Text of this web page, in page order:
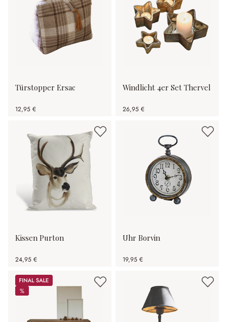
Türstopper Ersac
12,95 €
Windlicht 4er Set Thervel
26,95 €
Kissen Purton
24,95 €
Uhr Borvin
19,95 €
Sale
%
%